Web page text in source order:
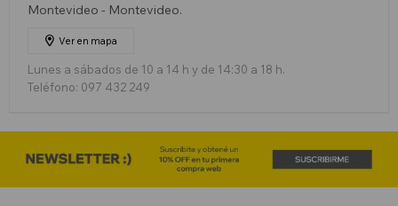
Montevideo - Montevideo.
Ver en mapa
Lunes a sábados de 10 a 14 h y de 14:30 a 18 h.
Teléfono: 097 432 249